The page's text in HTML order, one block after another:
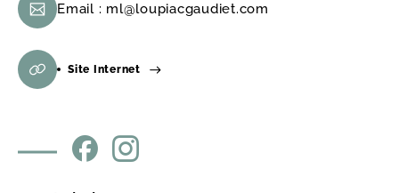
Email : ml@loupiacgaudiet.com
Site Internet